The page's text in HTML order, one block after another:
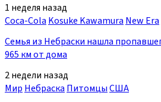
1 неделя назад
Coca-Cola Kosuke Kawamura New Era
Семья из Небраски нашла
965 км от дома
2 недели назад
МирНебраскаПитомцыСША